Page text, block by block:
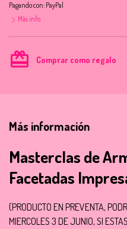
Pagando con: PayPal
Más info
card_giftcard Comprar como regalo
Más información
Masterclas de
Facetadas
(PRODUCTO EN PREVENTA,
MIERCOLES 3 DE JUNIO, SI